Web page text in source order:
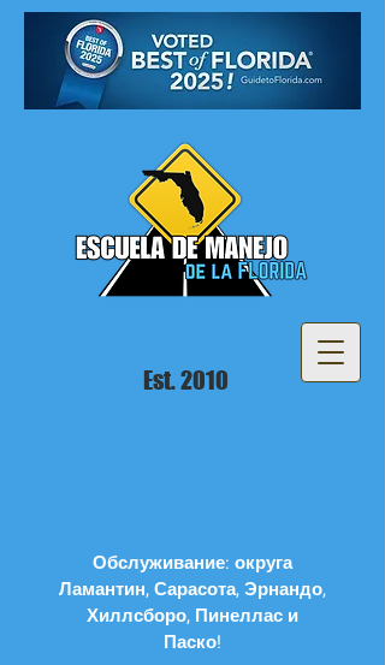
Обслуживание: округа
Ламантин, Сарасота, Эрнандо,
Хиллсборо, Пинеллас и
Паско!
Est. 2010